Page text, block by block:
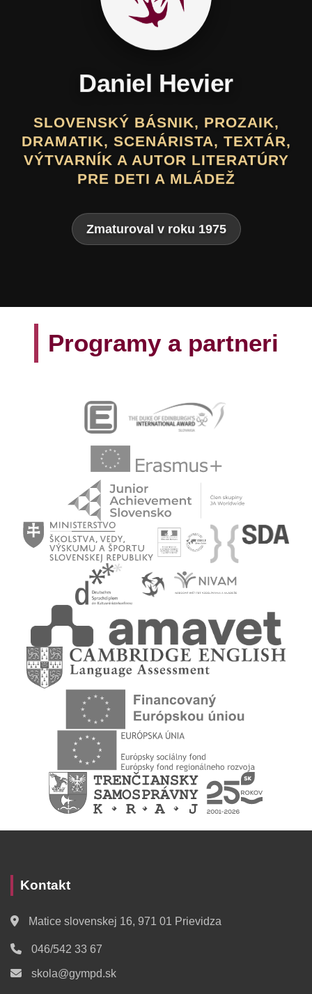
Daniel Hevier
SLOVENSKÝ BÁSNIK, PROZAIK,
DRAMATIK, SCENÁRISTA, TEXTÁR,
VÝTVARNÍK A AUTOR LITERATÚRY
PRE DETI A MLÁDEŽ
Zmaturoval v roku 1975
Programy a partneri
Kontakt
Matice slovenskej 16, 971 01 Prievidza
046/542 33 67
skola@gympd.sk